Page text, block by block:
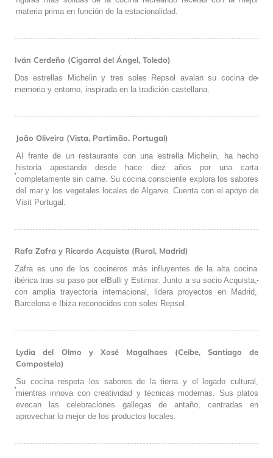
materia prima en función de la estacionalidad.
Iván Cerdeño (Cigarral del Ángel, Toledo)
Dos estrellas Michelin y tres soles Repsol avalan su cocina de
memoria y entorno, inspirada en la tradición castellana.
João Oliveira (Vista, Portimão, Portugal)
Al frente de un restaurante con una estrella Michelin, ha hecho
historia apostando desde hace diez años por una carta
completamente sin carne. Su cocina consciente explora los sabores
del mar y los vegetales locales de Algarve. Cuenta con el apoyo de
Visit Portugal.
Rafa Zafra y Ricardo Acquista (Rural, Madrid)
Zafra es uno de los cocineros más influyentes de la alta cocina
ibérica tras su paso por elBulli y Estimar. Junto a su socio Acquista,
con amplia trayectoria internacional, lidera proyectos en Madrid,
Barcelona e Ibiza reconocidos con soles Repsol.
Lydia del Olmo y Xosé Magalhaes (Ceibe, Santiago de
Compostela)
Su cocina respeta los sabores de la tierra y el legado cultural,
mientras innova con creatividad y técnicas modernas. Sus platos
evocan las celebraciones gallegas de antaño, centradas en
aprovechar lo mejor de los productos locales.